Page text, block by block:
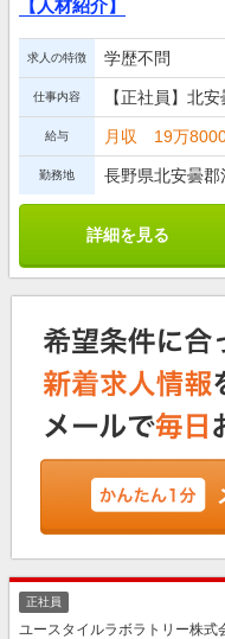
【人材紹介】
求人の特徴 学歴不問
仕事内容 【正社員】北
給与 月収 19万
勤務地 長野県北安曇郡
詳細を見る
正社員
ユースタイルラボラトリー株式